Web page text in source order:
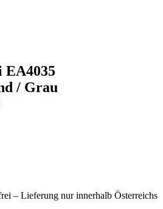
/ Grau
– Lieferung nur innerhalb Österreichs